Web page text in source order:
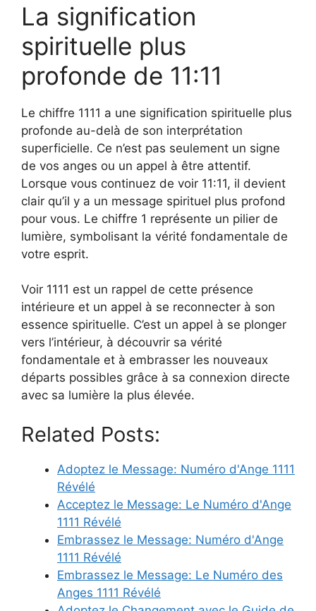
La signification
spirituelle plus
profonde de 11:11
Le chiffre 1111 a une signification spirituelle plus
profonde au-delà de son interprétation
superficielle. Ce n’est pas seulement un signe
de vos anges ou un appel à être attentif.
Lorsque vous continuez de voir 11:11, il devient
clair qu’il y a un message spirituel plus profond
pour vous. Le chiffre 1 représente un pilier de
lumière, symbolisant la vérité fondamentale de
votre esprit.
Voir 1111 est un rappel de cette présence
intérieure et un appel à se reconnecter à son
essence spirituelle. C’est un appel à se plonger
vers l’intérieur, à découvrir sa vérité
fondamentale et à embrasser les nouveaux
départs possibles grâce à sa connexion directe
avec sa lumière la plus élevée.
Related Posts:
Adoptez le Message: Numéro d'Ange 1111
Révélé
Acceptez le Message: Le Numéro d'Ange
1111 Révélé
Embrassez le Message: Numéro d'Ange
1111 Révélé
Embrassez le Message: Le Numéro des
Anges 1111 Révélé